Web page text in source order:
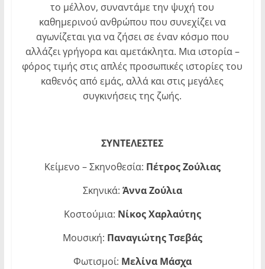
το μέλλον, συναντάμε την ψυχή του
καθημερινού ανθρώπου που συνεχίζει να
αγωνίζεται για να ζήσει σε έναν κόσμο που
αλλάζει γρήγορα και αμετάκλητα. Μια ιστορία –
φόρος τιμής στις απλές προσωπικές ιστορίες του
καθενός από εμάς, αλλά και στις μεγάλες
συγκινήσεις της ζωής.
ΣΥΝΤΕΛΕΣΤΕΣ
Κείμενο – Σκηνοθεσία: Πέτρος Ζούλιας
Σκηνικά: Άννα Ζούλια
Κοστούμια: Νίκος Χαρλαύτης
Μουσική: Παναγιώτης Τσεβάς
Φωτισμοί: Μελίνα Μάσχα